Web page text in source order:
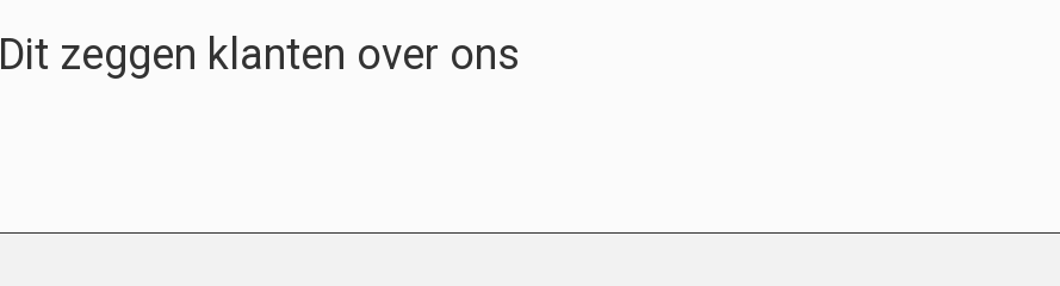
Dit zeggen klanten over ons